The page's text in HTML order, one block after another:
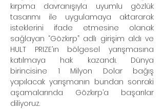
kırpma davranışıyla uyumlu gözlük
tasarımı ile uygulamaya aktararak
isteklerini ifade etmesine olanak
sağlayan “Gözkırp” adlı girişim aldı ve
HULT PRIZE’ın bölgesel yarışmasına
katılmaya hak kazandı. Dünya
birincisine 1 Milyon Dolar bağış
yapılacak yarışmanın bundan sonraki
aşamalarında Gözkırp’a başarılar
diliyoruz.